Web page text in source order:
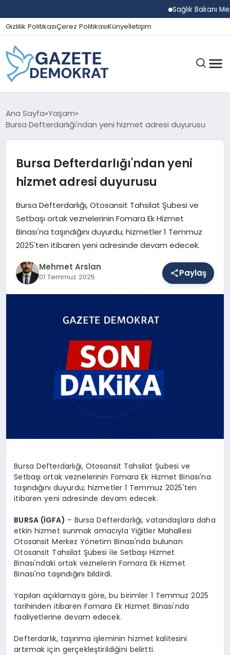
Sağlık Bakanı
Gizlilik PolitikasıÇerez PolitikasıKünyeİletişim
GÜNDEM
SPOR
MAGAZIN
SAĞLIK
Ana Sayfa Yaşam
Bursa Defterdarlığı'ndan yeni hizmet adresi duyurusu
Bursa Defterdarlığı'ndan yeni
hizmet adresi duyurusu
Bursa Defterdarlığı, Otosansit Tahsilat Şubesi ve
Setbaşı ortak veznelerinin Fomara Ek Hizmet
Binası'na taşındığını duyurdu; hizmetler 1 Temmuz
2025'ten itibaren yeni adresinde devam edecek.
Mehmet Arslan
01 Temmuz 2025 Paylaş
Bursa Defterdarlığı, Otosansit Tahsilat Şubesi ve
Setbaşı ortak veznelerinin Fomara Ek Hizmet Binası'na
taşındığını duyurdu; hizmetler 1 Temmuz 2025'ten
itibaren yeni adresinde devam edecek.
BURSA (İGFA) – Bursa Defterdarlığı, vatandaşlara daha
etkin hizmet sunmak amacıyla Yiğitler Mahallesi
Otosansit Merkez Yönetim Binası'nda bulunan
Otosansit Tahsilat Şubesi ile Setbaşı Hizmet
Binası'ndaki ortak veznelerin Fomara Ek Hizmet
Binası'na taşındığını bildirdi.
Yapılan açıklamaya göre, bu birimler 1 Temmuz 2025
tarihinden itibaren Fomara Ek Hizmet Binası'nda
faaliyetlerine devam edecek.
Defterdarlık, taşınma işleminin hizmet kalitesini
artırmak için gerçekleştirildiğini belirtti.